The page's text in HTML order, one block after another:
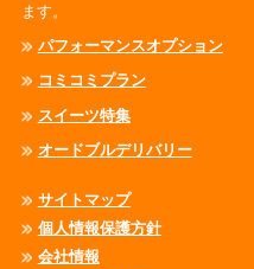
ます。
パフォーマンスオプション
コミコミプラン
スイーツ特集
オードブルデリバリー
サイトマップ
個人情報保護方針
会社情報